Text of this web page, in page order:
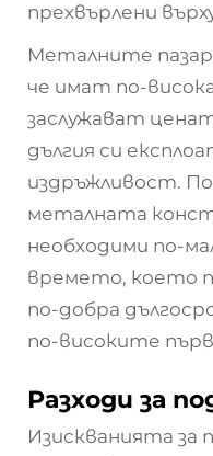
прехвърлени
Металните
че имат по-
заслужават
дългия си
издръжливост.
металната
необходими по-
времето, което
по-добра
по-високите
Разходи за
Изискванията за